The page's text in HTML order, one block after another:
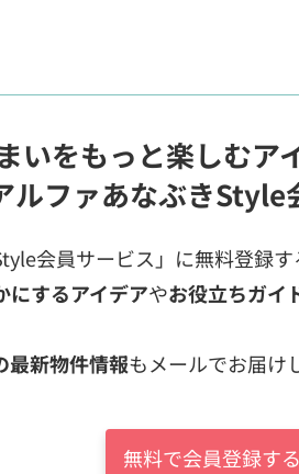
いをもっと楽しむア
ルファあなぶきStyle
会員サービス」に無料登録す
にするアイデアやお役立ちガイ
最新物件情報もメールでお届け
無料で会員登録する